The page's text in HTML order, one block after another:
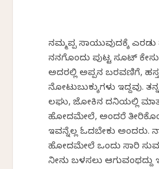
ನಮ್ಮಪ್ಪ ಸಾಯುವುದಕ್ಕೆ
ನನಗೊಂದು ಪುಟ್ಟ ಸೂಟ್ ಕೇಸು
ಅದರಲ್ಲಿ ಅಪ್ಪನ ಬರವಣಿಗೆ,
ನೋಟುಬುಕ್ಕುಗಳು ಇದ್ದವು.
ಲಘು, ಜೋಕಿನ ದನಿಯಲ್ಲಿ
ಹೋದಮೇಲೆ, ಅಂದರೆ
ಇವನ್ನೆಲ್ಲ ಓದಬೇಕು ಅಂದರು.
ಹೋದಮೇಲೆ ಒಂದು ಸಾರಿ
ನೀನು ಬಳಸಲು ಆಗುವಂಥದ್ದು